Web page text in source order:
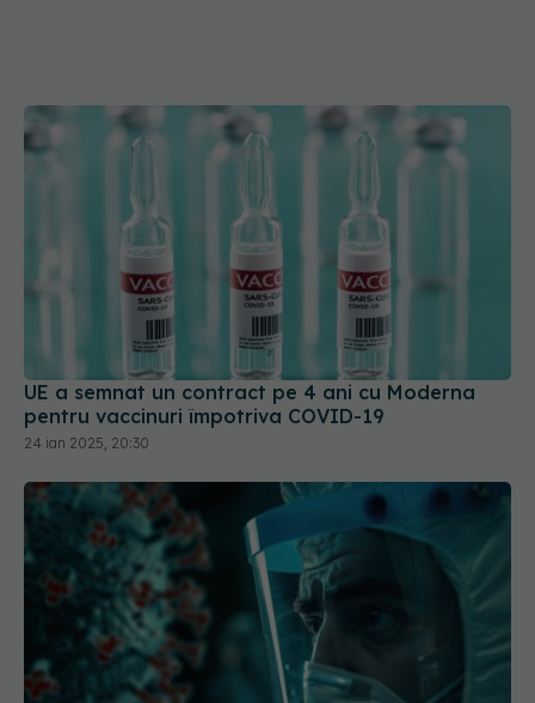
UE a semnat un contract pe 4 ani cu Moderna
pentru vaccinuri împotriva COVID-19
24 ian 2025, 20:30